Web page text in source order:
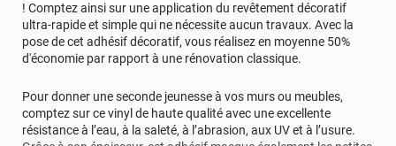
! Comptez ainsi sur une application du revêtement décoratif
ultra-rapide et simple qui ne nécessite aucun travaux. Avec la
pose de cet adhésif décoratif, vous réalisez en moyenne 50%
d'économie par rapport à une rénovation classique.
Pour donner une seconde jeunesse à vos murs ou meubles,
comptez sur ce vinyl de haute qualité avec une excellente
résistance à l’eau, à la saleté, à l’abrasion, aux UV et à l’usure.